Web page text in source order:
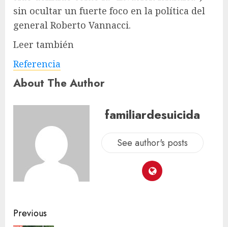
sin ocultar un fuerte foco en la política del
general Roberto Vannacci.
Leer también
Referencia
About The Author
familiardesuicida
See author's posts
Previous